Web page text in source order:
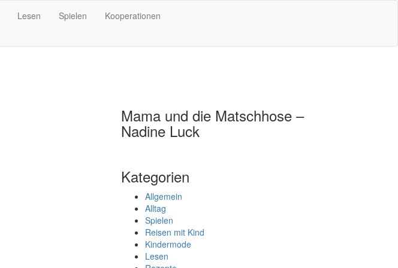
Lesen Spielen Kooperationen
Mama und die Matschhose –
Nadine Luck
Kategorien
Allgemein
Alltag
Spielen
Reisen mit Kind
Kindermode
Lesen